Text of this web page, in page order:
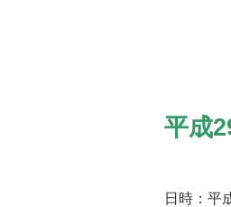
平成
日時：平